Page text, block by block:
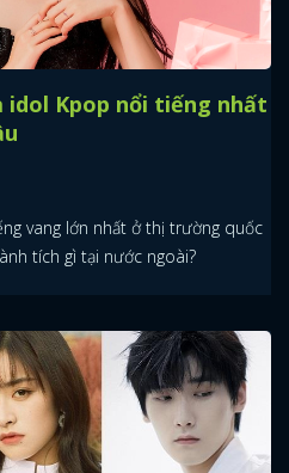
idol Kpop nổi tiếng nhất
vang lớn nhất ở thị trường quốc
tích gì tại nước ngoài?